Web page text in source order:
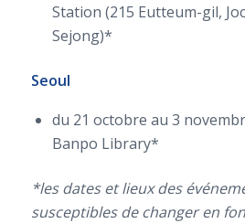
Station (215 Eutteum-gil,
Sejong)*
Seoul
du 21 octobre au 3
Banpo Library*
*les dates et lieux des
susceptibles de changer en